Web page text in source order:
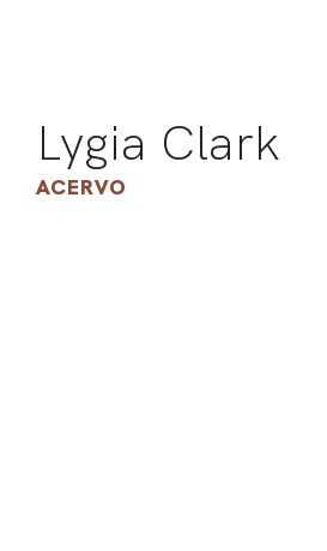
Lygia Clark
ACERVO